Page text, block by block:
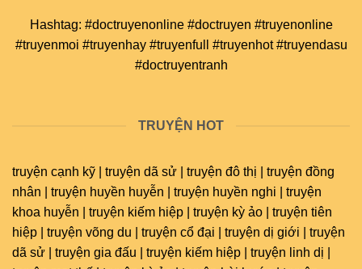
Hashtag: #doctruyenonline #doctruyen #truyenonline
#truyenmoi #truyenhay #truyenfull #truyenhot #truyendasu
#doctruyentranh
TRUYỆN HOT
truyện cạnh kỹ | truyện dã sử | truyện đô thị | truyện đồng
nhân | truyện huyền huyễn | truyện huyền nghi | truyện
khoa huyễn | truyện kiếm hiệp | truyện kỳ ảo | truyện tiên
hiệp | truyện võng du | truyện cổ đại | truyện dị giới | truyện
dã sử | truyện gia đấu | truyện kiếm hiệp | truyện linh dị |